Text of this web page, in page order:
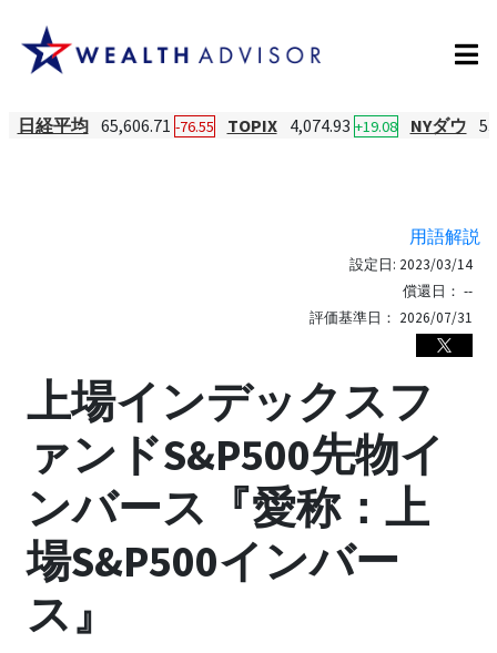
日経平均 65,606.71 -76.55 TOPIX 4,074.93 +19.08 NYダウ
用語解説
設定日: 2023/03/14
償還日： --
評価基準日： 2026/07/31
上場インデックスフ
ァンドS&P500先物イ
ンバース『愛称：上
場S&P500インバー
ス』